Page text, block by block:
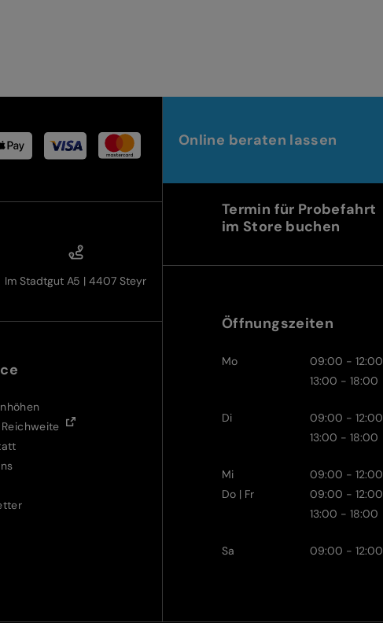
Im Stadtgut A5 | 4407 Steyr
Online beraten lassen
Termin für Probefahrt
im Store buchen
Öffnungszeiten
Mo
09:00 - 12:00
13:00 - 18:00
Di
09:00 - 12:00
13:00 - 18:00
Mi
09:00 - 12:00
Do | Fr
09:00 - 12:00
13:00 - 18:00
Sa 09:00 - 12:00